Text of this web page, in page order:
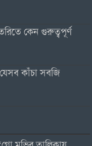
কেন গুরুত্বপূর্ণ
কাঁচা সবজি